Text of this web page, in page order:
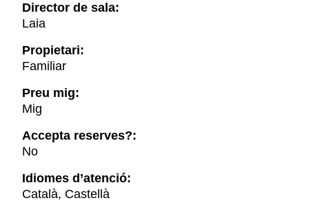
Director de sala:
Laia
Propietari:
Familiar
Preu mig:
Mig
Accepta reserves?:
No
Idiomes d’atenció:
Català, Castellà